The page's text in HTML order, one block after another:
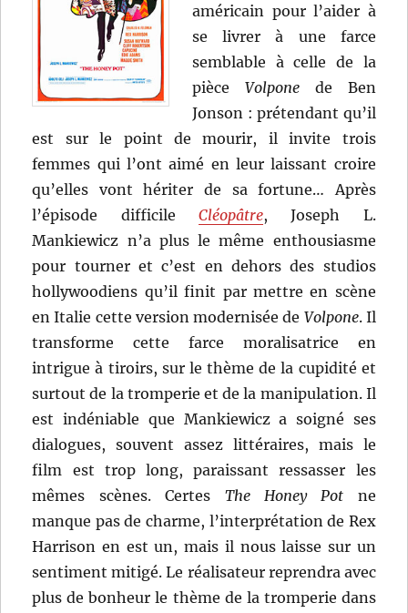
américain pour l’aider à
se livrer à une farce
semblable à celle de la
pièceVolpone de Ben
Jonson : prétendant qu’il
est sur le point de mourir, il invite trois
femmes qui l’ont aimé en leur laissant croire
qu’elles vont hériter de sa fortune… Après
l’épisode difficile Cléopâtre, Joseph L.
Mankiewicz n’a plus le même enthousiasme
pour tourner et c’est en dehors des studios
hollywoodiens qu’il finit par mettre en scène
en Italie cette version modernisée de Volpone. Il
transforme cette farce moralisatrice en
intrigue à tiroirs, sur le thème de la cupidité et
surtout de la tromperie et de la manipulation. Il
est indéniable que Mankiewicz a soigné ses
dialogues, souvent assez littéraires, mais le
film est trop long, paraissant ressasser les
mêmes scènes. Certes The Honey Pot ne
manque pas de charme, l’interprétation de Rex
Harrison en est un, mais il nous laisse sur un
sentiment mitigé. Le réalisateur reprendra avec
plus de bonheur le thème de la tromperie dans